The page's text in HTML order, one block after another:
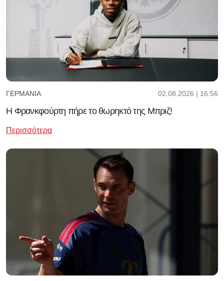
ΓΕΡΜΑΝΊΑ 02.08.2026 | 16:56
Η Φρανκφούρτη πήρε το θωρηκτό της Μπριζ!
Περισσότερα